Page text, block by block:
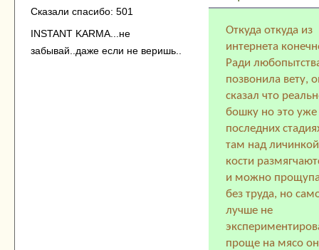
Сказали спасибо: 501
INSTANT KARMA...не
забывай..даже если не веришь..
Откуда откуда из
интернета
Ради
позвонила вету,
сказал что
бошку но это уже
последних
там над личинкой
кости
и можно
без труда, но
лучше не
проще на мясо